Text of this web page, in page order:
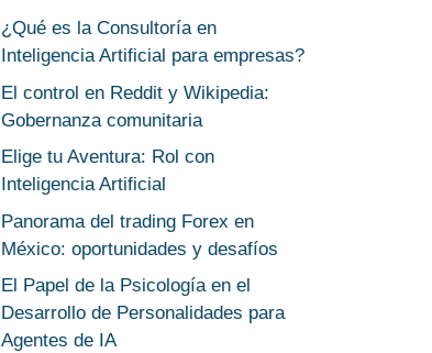
¿Qué es la Consultoría en
Inteligencia Artificial para empresas?
El control en Reddit y Wikipedia:
Gobernanza comunitaria
Elige tu Aventura: Rol con
Inteligencia Artificial
Panorama del trading Forex en
México: oportunidades y desafíos
El Papel de la Psicología en el
Desarrollo de Personalidades para
Agentes de IA